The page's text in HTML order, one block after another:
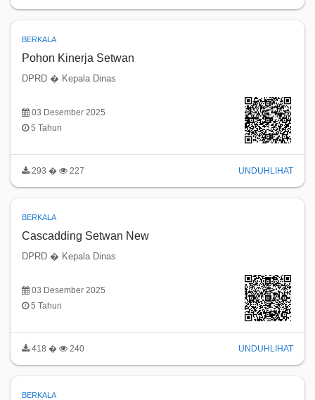
BERKALA
Pohon Kinerja Setwan
DPRD � Kepala Dinas
03 Desember 2025
5 Tahun
293 � 227 UNDUH LIHAT
BERKALA
Cascadding Setwan New
DPRD � Kepala Dinas
03 Desember 2025
5 Tahun
418 � 240 UNDUH LIHAT
BERKALA